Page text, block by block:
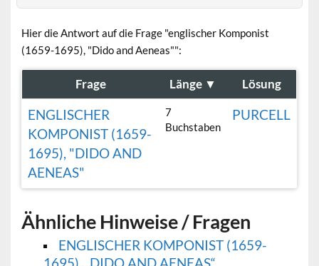
Hier die Antwort auf die Frage "englischer Komponist
(1659-1695), "Dido and Aeneas"":
Frage Länge ▼ Lösung
ENGLISCHER
KOMPONIST (1659-
1695), "DIDO AND
AENEAS"
7
Buchstaben
PURCELL
Ähnliche Hinweise / Fragen
ENGLISCHER KOMPONIST (1659-